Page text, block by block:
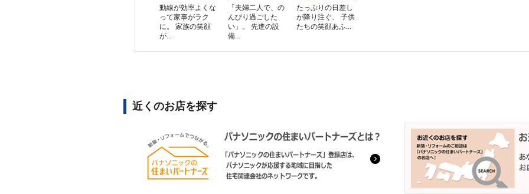
動線が効率よくな
って家事がラク
に。 家族の笑顔
が...
「夫婦二人で、の
んびり過ごした
い」。 先進の設
備...
たっぷりの日差し
が降り注ぐ、 子供
たちの笑顔あふ...
近くのお店を探す